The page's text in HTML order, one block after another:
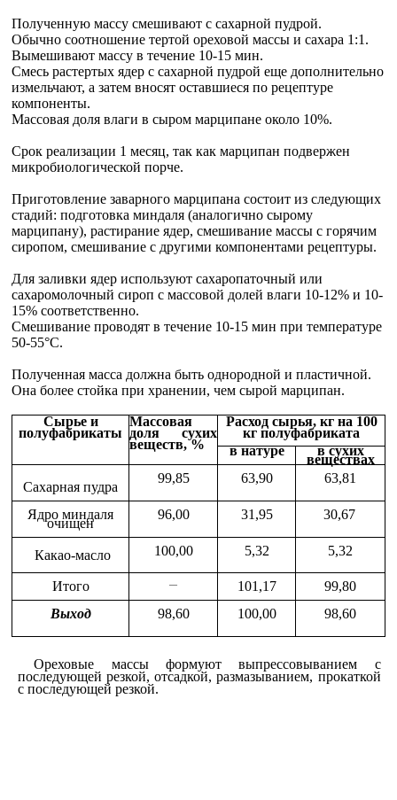
Полученную массу смешивают с сахарной пудрой.
Обычно соотношение тертой ореховой массы и сахара 1:1.
Вымешивают массу в течение 10-15 мин.
Смесь растертых ядер с сахарной пудрой еще дополнительно
измельчают, а затем вносят оставшиеся по рецептуре
компоненты.
Массовая доля влаги в сыром марципане около 10%.
Срок реализации 1 месяц, так как марципан подвержен
микробиологической порче.
Приготовление заварного марципана состоит из следующих
стадий: подготовка миндаля (аналогично сырому
марципану), растирание ядер, смешивание массы с горячим
сиропом, смешивание с другими компонентами рецептуры.
Для заливки ядер используют сахаропаточный или
сахаромолочный сироп с массовой долей влаги 10-12% и 10-
15% соответственно.
Смешивание проводят в течение 10-15 мин при температуре
50-55°С.
Полученная масса должна быть однородной и пластичной.
Она более стойка при хранении, чем сырой марципан.
Сырье и
полуфабрикаты
Массовая
доля сухих
веществ, %
Расход сырья, кг на 100
кг полуфабриката
в натуре
в сухих
веществах
Сахарная пудра
99,85 63,90 63,81
Ядро миндаля
очищен­
96,00 31,95 30,67
Какао-масло 100,00 5,32 5,32
Итого — 101,17
99,80
Выход
98,60 100,00 98,60
Ореховые массы формуют выпрессовыванием с
последующей резкой, отсадкой, размазыванием, прокаткой
с последующей резкой.